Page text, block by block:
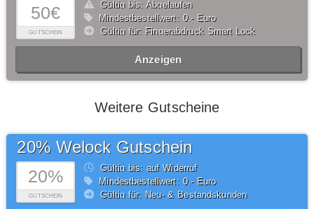
50€
GUTSCHEIN
Gültig bis: Abgelaufen
Mindestbestellwert: 0,- Euro
Gültig für: Fingerabdruck Smart Lock
Anzeigen
Weitere Gutscheine
20%
GUTSCHEIN
20% Welock Gutschein
Gültig bis: auf Widerruf
Mindestbestellwert: 0,- Euro
Gültig für: Neu- & Bestandskunden